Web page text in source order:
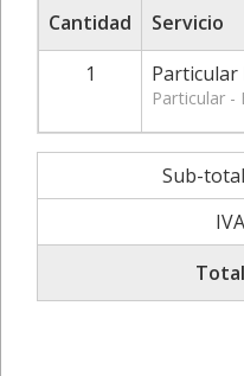
Cantidad
Servicio
1
Particular
Particular -
Sub-total
IVA
Total